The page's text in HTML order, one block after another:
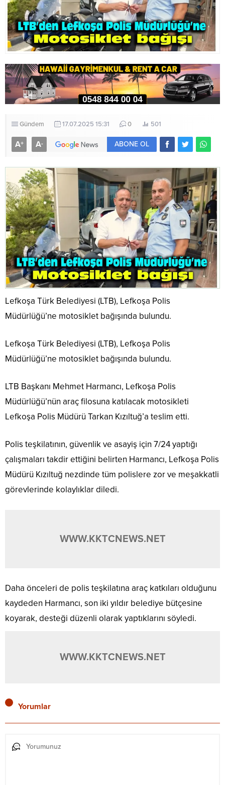
Gündem 17.07.2025 15:31 0 501
A+ A- ABONE OL
Lefkoşa Türk Belediyesi (LTB), Lefkoşa Polis
Müdürlüğü’ne motosiklet bağışında bulundu.
Lefkoşa Türk Belediyesi (LTB), Lefkoşa Polis
Müdürlüğü’ne motosiklet bağışında bulundu.
LTB Başkanı Mehmet Harmancı, Lefkoşa Polis
Müdürlüğü’nün araç filosuna katılacak motosikleti
Lefkoşa Polis Müdürü Tarkan Kızıltuğ’a teslim etti.
Polis teşkilatının, güvenlik ve asayiş için 7/24 yaptığı
çalışmaları takdir ettiğini belirten Harmancı, Lefkoşa Polis
Müdürü Kızıltuğ nezdinde tüm polislere zor ve meşakkatli
görevlerinde kolaylıklar diledi.
WWW.KKTCNEWS.NET
Daha önceleri de polis teşkilatına araç katkıları olduğunu
kaydeden Harmancı, son iki yıldır belediye bütçesine
koyarak, desteği düzenli olarak yaptıklarını söyledi.
WWW.KKTCNEWS.NET
Yorumlar